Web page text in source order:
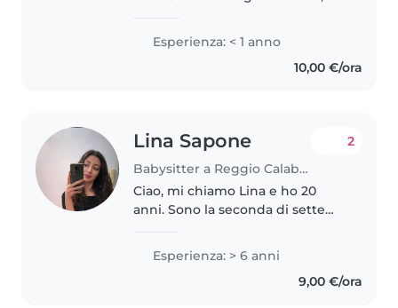
piace molto stare con i bambini.
Anche se non ho ancora
esperienza professionale come
Esperienza: < 1 anno
10,00 €/ora
Lina Sapone
Babysitter a Reggio Calabria
2
Ciao, mi chiamo Lina e ho 20
anni. Sono la seconda di sette
esperienza nella cura dei
bambini di tutte le età. Ho
sempre aiutato i miei genitori
Esperienza: > 6 anni
9,00 €/ora